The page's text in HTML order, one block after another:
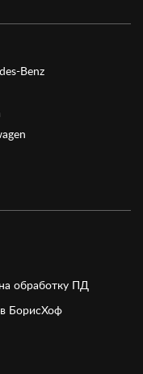
Benz
обработку ПД
БорисХоф